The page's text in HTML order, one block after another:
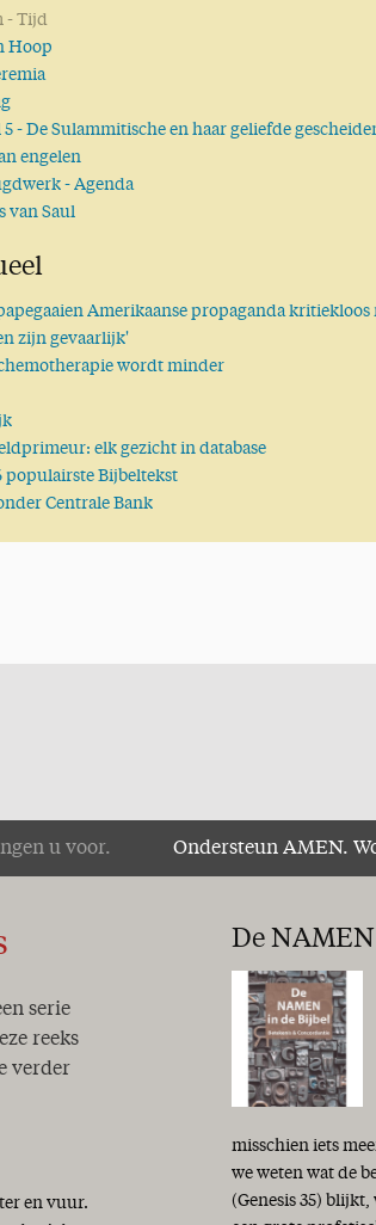
- Tijd
Hoop
5 - De Sulammitische en haar geliefde
engelen
- Agenda
van Saul
Amerikaanse propaganda kritiekloos
zijn gevaarlijk'
wordt minder
elk gezicht in database
populairste Bijbeltekst
Centrale Bank
u voor. Ondersteun AMEN.
serie
reeks
verder
en vuur.
De
misschien iets
we weten wat de
(Genesis 35)